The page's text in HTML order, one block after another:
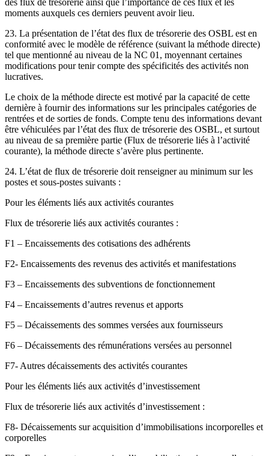
moments auxquels ces derniers peuvent avoir lieu.
23. La présentation de l’état des flux de trésorerie des OSBL est en
conformité avec le modèle de référence (suivant la méthode directe)
tel que mentionné au niveau de la NC 01, moyennant certaines
modifications pour tenir compte des spécificités des activités non
lucratives.
Le choix de la méthode directe est motivé par la capacité de cette
dernière à fournir des informations sur les principales catégories de
rentrées et de sorties de fonds. Compte tenu des informations devant
être véhiculées par l’état des flux de trésorerie des OSBL, et surtout
au niveau de sa première partie (Flux de trésorerie liés à l’activité
courante), la méthode directe s’avère plus pertinente.
24. L’état de flux de trésorerie doit renseigner au minimum sur les
postes et sous-postes suivants :
Pour les éléments liés aux activités courantes
Flux de trésorerie liés aux activités courantes :
F1 – Encaissements des cotisations des adhérents
F2- Encaissements des revenus des activités et manifestations
F3 – Encaissements des subventions de fonctionnement
F4 – Encaissements d’autres revenus et apports
F5 – Décaissements des sommes versées aux fournisseurs
F6 – Décaissements des rémunérations versées au personnel
F7- Autres décaissements des activités courantes
Pour les éléments liés aux activités d’investissement
Flux de trésorerie liés aux activités d’investissement :
F8- Décaissements sur acquisition d’immobilisations incorporelles et
corporelles